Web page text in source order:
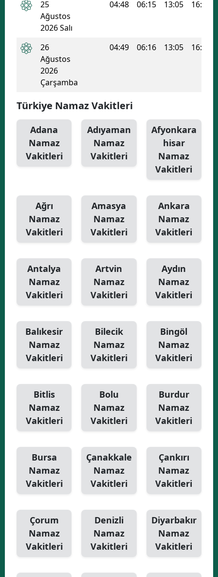
25
Ağustos
2026 Salı
04:48 06:15 13:05 16:47
26
Ağustos
2026
Çarşamba
04:49 06:16 13:05 16:46
Türkiye Namaz Vakitleri
Adana
Namaz
Vakitleri
Adıyaman
Namaz
Vakitleri
Afyonkara
hisar
Namaz
Vakitleri
Ağrı
Namaz
Vakitleri
Amasya
Namaz
Vakitleri
Ankara
Namaz
Vakitleri
Antalya
Namaz
Vakitleri
Artvin
Namaz
Vakitleri
Aydın
Namaz
Vakitleri
Balıkesir
Namaz
Vakitleri
Bilecik
Namaz
Vakitleri
Bingöl
Namaz
Vakitleri
Bitlis
Namaz
Vakitleri
Bolu
Namaz
Vakitleri
Burdur
Namaz
Vakitleri
Bursa
Namaz
Vakitleri
Çanakkale
Namaz
Vakitleri
Çankırı
Namaz
Vakitleri
Çorum
Namaz
Vakitleri
Denizli
Namaz
Vakitleri
Diyarbakır
Namaz
Vakitleri